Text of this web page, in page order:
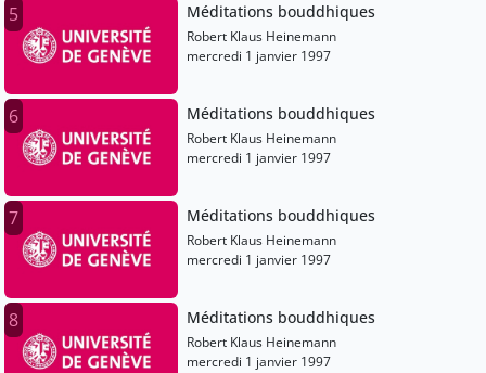
5 Méditations bouddhiques
Robert Klaus Heinemann
mercredi 1 janvier 1997
6 Méditations bouddhiques
Robert Klaus Heinemann
mercredi 1 janvier 1997
7 Méditations bouddhiques
Robert Klaus Heinemann
mercredi 1 janvier 1997
8 Méditations bouddhiques
Robert Klaus Heinemann
mercredi 1 janvier 1997